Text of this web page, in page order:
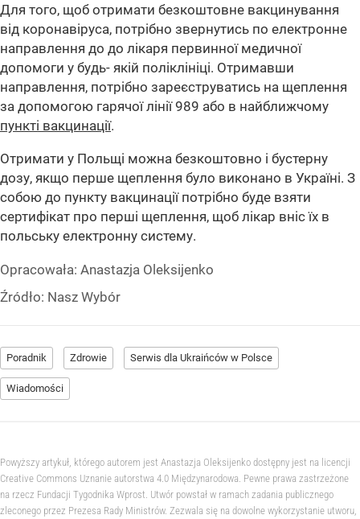
Для того, щоб отримати безкоштовне вакцинування
від коронавіруса, потрібно звернутись по електронне
направлення до до лікаря первинної медичної
допомоги у будь- якій поліклініці. Отримавши
направлення, потрібно зареєструватись на щеплення
за допомогою гарячої лінії 989 або в найближчому
пункті вакцинації.
Отримати у Польщі можна безкоштовно і бустерну
дозу, якщо перше щеплення було виконано в Україні. З
собою до пункту вакцинації потрібно буде взяти
сертифікат про перші щеплення, щоб лікар вніс їх в
польську електронну систему.
Opracowała: Anastazja Oleksijenko
Źródło: Nasz Wybór
Poradnik Zdrowie Serwis dla Ukraińców w Polsce
Wiadomości
Powyższy artykuł, którego autorem jest Anastazja Oleksijenko dostępny jest na licencji
Creative Commons Uznanie autorstwa 4.0 Międzynarodowa. Pewne prawa zastrzeżone
na rzecz Fundacji Tygodnika Wprost. Utwór powstał w ramach zadania publicznego
zleconego przez Prezesa Rady Ministrów. Zezwala się na dowolne wykorzystanie utworu,